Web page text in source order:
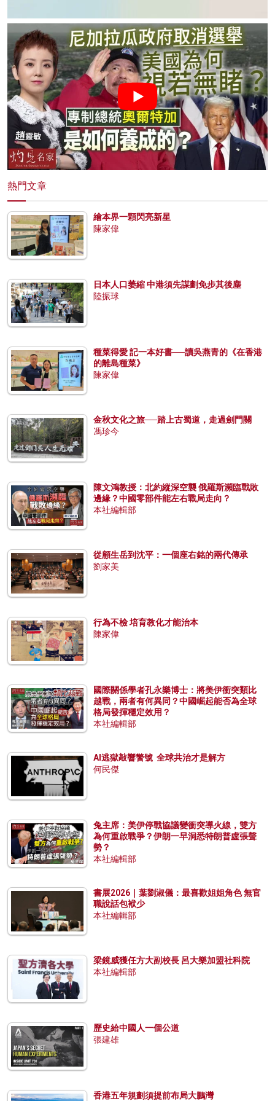
熱門文章
繪本界一顆閃亮新星
陳家偉
日本人口萎縮 中港須先謀劃免步其後塵
陸振球
種菜得愛 記一本好書──讀吳燕青的《在香港
的離島種菜》
陳家偉
金秋文化之旅──踏上古蜀道，走過劍門關
馮珍今
陳文鴻教授：北約縱深空襲 俄羅斯瀕臨戰敗
邊緣？中國零部件能左右戰局走向？
本社編輯部
從顧生岳到沈平：一個座右銘的兩代傳承
劉家美
行為不檢 培育教化才能治本
陳家偉
國際關係學者孔永樂博士：將美伊衝突類比
越戰，兩者有何異同？中國崛起能否為全球
格局發揮穩定效用？
本社編輯部
AI逃獄敲響警號 全球共治才是解方
何民傑
兔主席：美伊停戰協議變衝突導火線，雙方
為何重啟戰爭？伊朗一早洞悉特朗普虛張聲
勢？
本社編輯部
書展2026｜葉劉淑儀：最喜歡姐姐角色 無官
職說話包袱少
本社編輯部
梁鏡威獲任方大副校長 呂大樂加盟社科院
本社編輯部
歷史給中國人一個公道
張建雄
香港五年規劃須提前布局大鵬灣